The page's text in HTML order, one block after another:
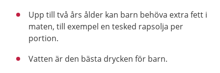
Upp till två års ålder kan barn behöva extra fett i
maten, till exempel en tesked rapsolja per
portion.
Vatten är den bästa drycken för barn.